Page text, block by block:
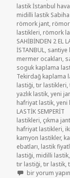
lastik İstanbul
midilli lastik
römork jant,
lastikleri, römork
SAHİBİNDEN 2 EL
İSTANBUL, santiye
mermer ocakları,
soguk kaplama
Tekirdağ kaplama
lastiği,tır lastikleri,
yazlık lastik,yeni
hafriyat lastik,yeni
LASTİK SEMPERİT
lastikleri, çıkma jant
hafriyat lastikleri,
kamyon lastikler,
ebatları, lastik
lastiği, midilli lastik,
tır lastiği,tır lastik,
315/70R22.5 AZ
bir yorum yapın